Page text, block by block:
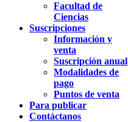
Facultad de
Ciencias
Suscripciones
Información y
venta
Suscripción anual
Modalidades de
pago
Puntos de venta
Para publicar
Contáctanos